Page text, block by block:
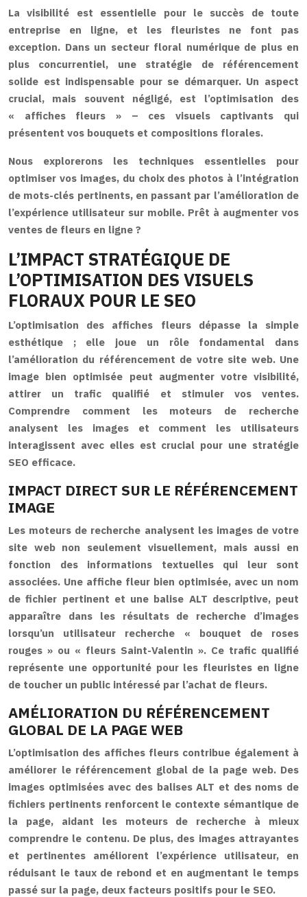
La visibilité est essentielle pour le succès de toute
entreprise en ligne, et les fleuristes ne font pas
exception. Dans un secteur floral numérique de plus en
plus concurrentiel, une stratégie de référencement
solide est indispensable pour se démarquer. Un aspect
crucial, mais souvent négligé, est l’optimisation des
« affiches fleurs » – ces visuels captivants qui
présentent vos bouquets et compositions florales.
Nous explorerons les techniques essentielles pour
optimiser vos images, du choix des photos à l’intégration
de mots-clés pertinents, en passant par l’amélioration de
l’expérience utilisateur sur mobile. Prêt à augmenter vos
ventes de fleurs en ligne ?
L’IMPACT STRATÉGIQUE DE
L’OPTIMISATION DES VISUELS
FLORAUX POUR LE SEO
L’optimisation des affiches fleurs dépasse la simple
esthétique ; elle joue un rôle fondamental dans
l’amélioration du référencement de votre site web. Une
image bien optimisée peut augmenter votre visibilité,
attirer un trafic qualifié et stimuler vos ventes.
Comprendre comment les moteurs de recherche
analysent les images et comment les utilisateurs
interagissent avec elles est crucial pour une stratégie
SEO efficace.
IMPACT DIRECT SUR LE RÉFÉRENCEMENT
IMAGE
Les moteurs de recherche analysent les images de votre
site web non seulement visuellement, mais aussi en
fonction des informations textuelles qui leur sont
associées. Une affiche fleur bien optimisée, avec un nom
de fichier pertinent et une balise ALT descriptive, peut
apparaître dans les résultats de recherche d’images
lorsqu’un utilisateur recherche « bouquet de roses
rouges » ou « fleurs Saint-Valentin ». Ce trafic qualifié
représente une opportunité pour les fleuristes en ligne
de toucher un public intéressé par l’achat de fleurs.
AMÉLIORATION DU RÉFÉRENCEMENT
GLOBAL DE LA PAGE WEB
L’optimisation des affiches fleurs contribue également à
améliorer le référencement global de la page web. Des
images optimisées avec des balises ALT et des noms de
fichiers pertinents renforcent le contexte sémantique de
la page, aidant les moteurs de recherche à mieux
comprendre le contenu. De plus, des images attrayantes
et pertinentes améliorent l’expérience utilisateur, en
réduisant le taux de rebond et en augmentant le temps
passé sur la page, deux facteurs positifs pour le SEO.